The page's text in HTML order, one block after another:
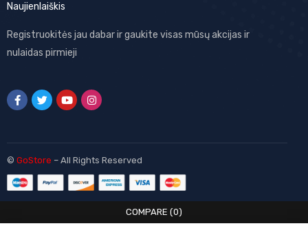
Naujienlaiškis
Registruokitės jau dabar ir gaukite visas mūsų akcijas ir
nulaidas pirmieji
© GoStore – All Rights Reserved
COMPARE (0)